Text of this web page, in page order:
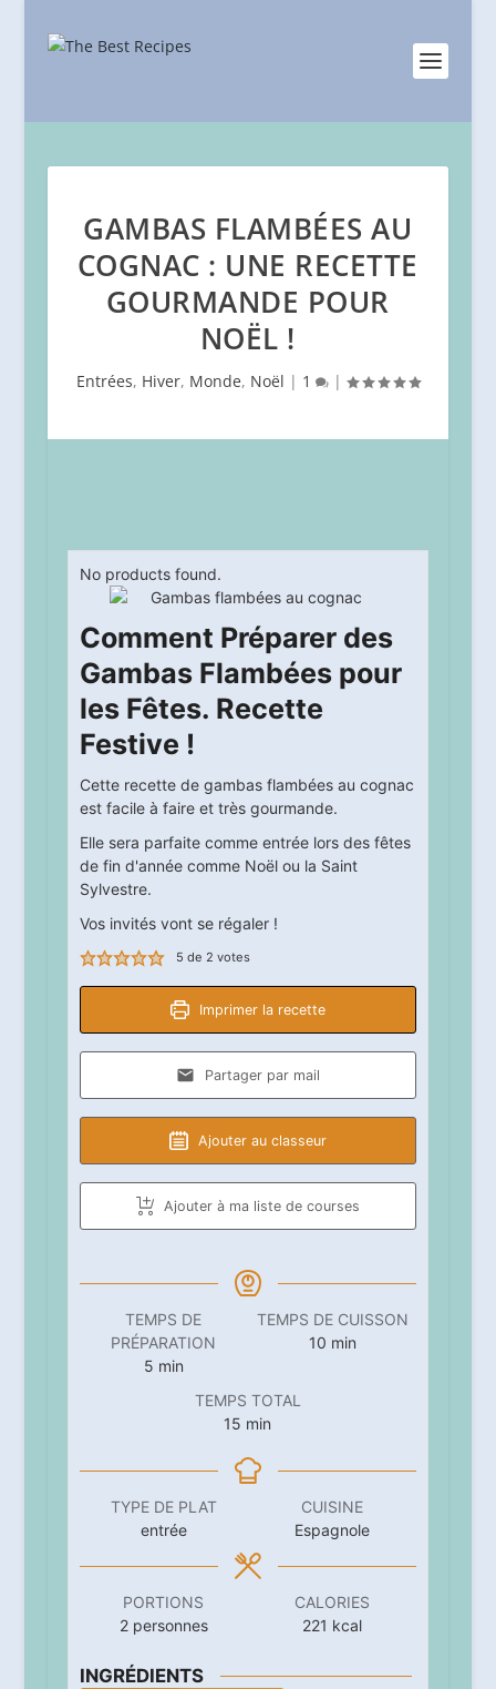
GAMBAS FLAMBÉES AU
COGNAC : UNE RECETTE
GOURMANDE POUR
NOËL !
Entrées, Hiver, Monde, Noël | 1 |
No products found.
Comment Préparer des
Gambas Flambées pour
les Fêtes. Recette
Festive !
Cette recette de gambas flambées au cognac
est facile à faire et très gourmande.
Elle sera parfaite comme entrée lors des fêtes
de fin d'année comme Noël ou la Saint
Sylvestre.
Vos invités vont se régaler !
5 de 2 votes
Imprimer la recette
Partager par mail
Ajouter au classeur
Ajouter à ma liste de courses
TEMPS DE
PRÉPARATION
5minutes
min
TEMPS DE CUISSON
10minutes
min
TEMPS TOTAL
15 minutes
min
TYPE DE PLAT
entrée
CUISINE
Espagnole
PORTIONS
2 personnes
CALORIES
221 kcal
INGRÉDIENTS